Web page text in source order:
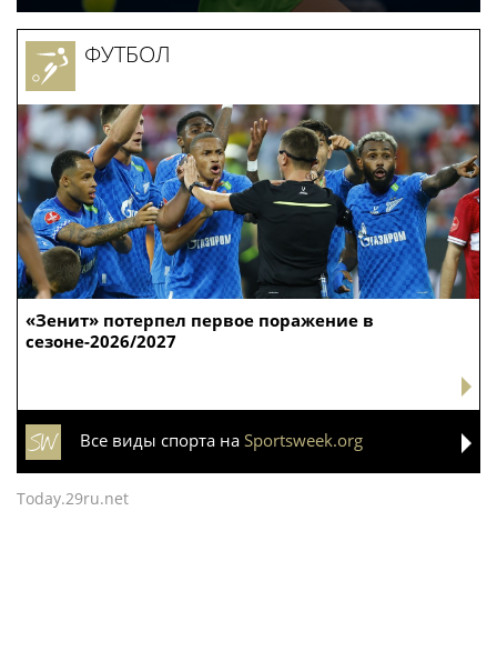
«Зенит» потерпел первое поражение в
сезоне-2026/2027
ФУТБОЛ
Все виды спорта на Sportsweek.org
Today.29ru.net